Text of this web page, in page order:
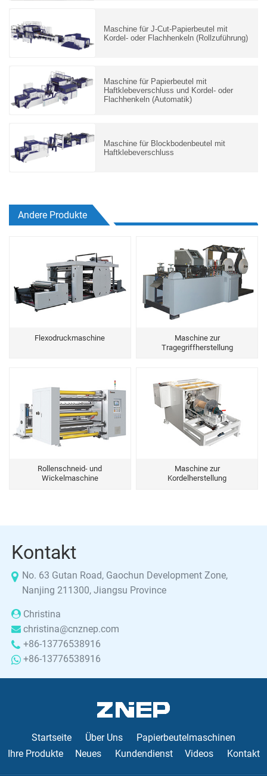
Maschine für J-Cut-Papierbeutel mit
Kordel- oder Flachhenkeln (Rollzuführung)
Maschine für Papierbeutel mit
Haftklebeverschluss und Kordel- oder
Flachhenkeln (Automatik)
Maschine für Blockbodenbeutel mit
Haftklebeverschluss
Andere Produkte
Flexodruckmaschine
Maschine zur
Tragegriffherstellung
Rollenschneid- und
Wickelmaschine
Maschine zur
Kordelherstellung
Kontakt
No. 63 Gutan Road, Gaochun Development Zone,
Nanjing 211300, Jiangsu Province
Christina
christina@cnznep.com
+86-13776538916
+86-13776538916
Startseite Über Uns
Papierbeutelmaschinen
Ihre Produkte
Neues Kundendienst Videos Kontakt